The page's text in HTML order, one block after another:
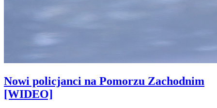
Nowi policjanci na Pomorzu Zachodnim
[WIDEO]